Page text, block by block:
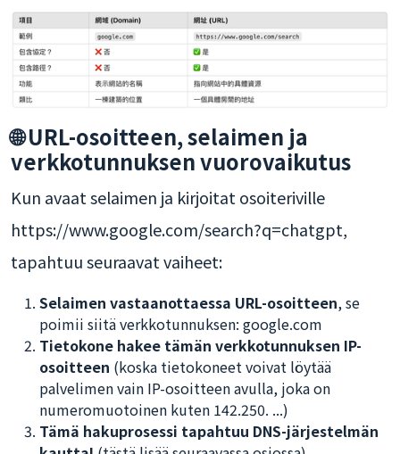
🌐 URL-osoitteen, selaimen ja
verkkotunnuksen vuorovaikutus
Kun avaat selaimen ja kirjoitat osoiteriville
https://www.google.com/search?q=chatgpt,
tapahtuu seuraavat vaiheet:
Selaimen vastaanottaessa URL-osoitteen, se
poimii siitä verkkotunnuksen: google.com
Tietokone hakee tämän verkkotunnuksen IP-
osoitteen (koska tietokoneet voivat löytää
palvelimen vain IP-osoitteen avulla, joka on
numeromuotoinen kuten 142.250. ...)
Tämä hakuprosessi tapahtuu DNS-järjestelmän